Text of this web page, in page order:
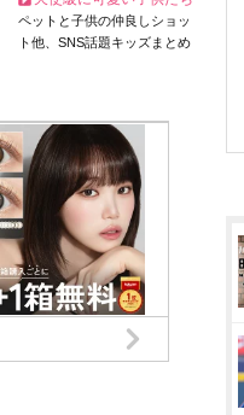
ペットと子供の仲良しショッ
ト他、SNS話題キッズまとめ